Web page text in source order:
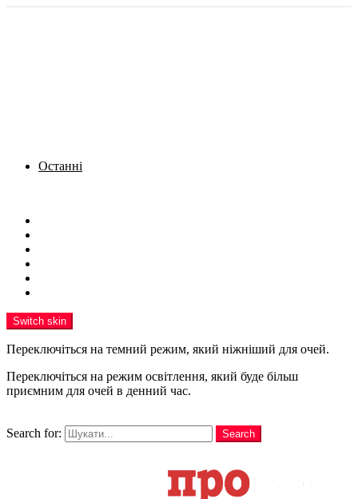
Останні
Switch skin
Переключіться на темний режим, який ніжніший для очей.
Переключіться на режим освітлення, який буде більш
приємним для очей в денний час.
Search for:
Search